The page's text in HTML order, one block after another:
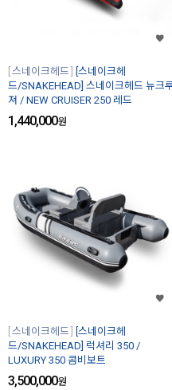
스네이크헤드
[스네이크헤
드/SNAKEHEAD] 스네이크헤드 뉴크
져 / NEW CRUISER 250 레드
1,440,000원
스네이크헤드
[스네이크헤
드/SNAKEHEAD] 럭셔리 350 /
LUXURY 350 콤비보트
3,500,000원